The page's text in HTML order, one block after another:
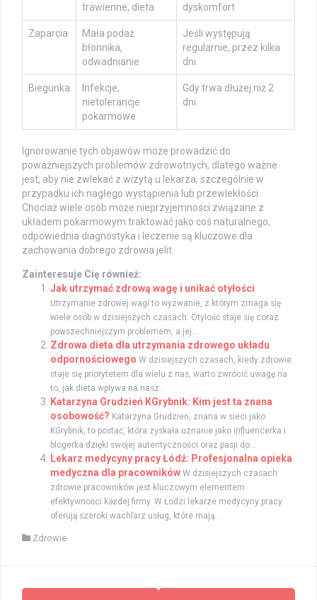
trawienne, dieta
dyskomfort
Zaparcia
Mała podaż
błonnika,
odwadnianie
Jeśli występują
regularnie, przez kilka
dni
Biegunka
Infekcje,
nietolerancje
pokarmowe
Gdy trwa dłużej niż 2
dni
Ignorowanie tych objawów może prowadzić do
poważniejszych problemów zdrowotnych, dlatego ważne
jest, aby nie zwlekać z wizytą u lekarza, szczególnie w
przypadku ich nagłego wystąpienia lub przewlekłości.
Chociaż wiele osób może nieprzyjemności związane z
układem pokarmowym traktować jako coś naturalnego,
odpowiednia diagnostyka i leczenie są kluczowe dla
zachowania dobrego zdrowia jelit.
Zainteresuje Cię również:
Jak utrzymać zdrową wagę i unikać otyłości
Utrzymanie zdrowej wagi to wyzwanie, z którym zmaga się
wiele osób w dzisiejszych czasach. Otyłość staje się coraz
powszechniejszym problemem, a jej...
Zdrowa dieta dla utrzymania zdrowego układu
odpornościowego W dzisiejszych czasach, kiedy zdrowie
staje się priorytetem dla wielu z nas, warto zwrócić uwagę na
to, jak dieta wpływa na nasz...
Katarzyna Grudzień KGrybnik: Kim jest ta znana
osobowość? Katarzyna Grudzień, znana w sieci jako
KGrybnik, to postać, która zyskała uznanie jako influencerka i
blogerka dzięki swojej autentyczności oraz pasji do...
Lekarz medycyny pracy Łódź: Profesjonalna opieka
medyczna dla pracowników W dzisiejszych czasach
zdrowie pracowników jest kluczowym elementem
efektywności każdej firmy. W Łodzi lekarze medycyny pracy
oferują szeroki wachlarz usług, które mają...
Zdrowie